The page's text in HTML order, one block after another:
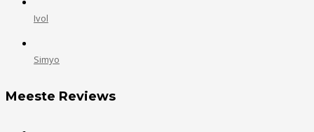
Ivol
Simyo
Meeste Reviews